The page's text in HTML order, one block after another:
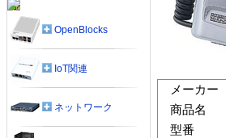
メーカー
商品名
型番
OpenBlocks
IoT関連
ネットワーク